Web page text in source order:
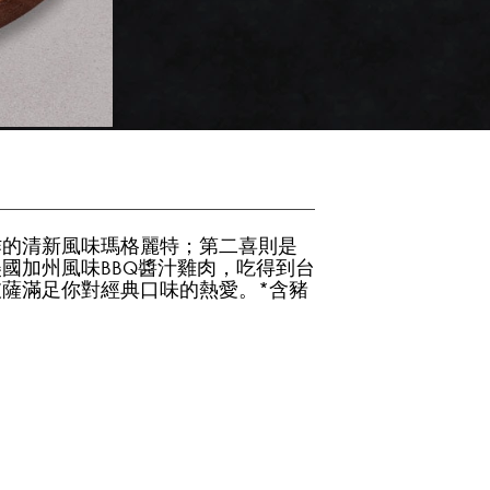
清新風味瑪格麗特；第二喜則是
加州風味BBQ醬汁雞肉，吃得到台
滿足你對經典口味的熱愛。*含豬